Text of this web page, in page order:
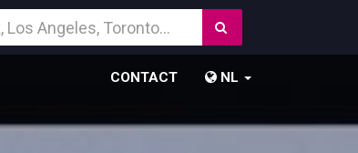
CONTACT NL